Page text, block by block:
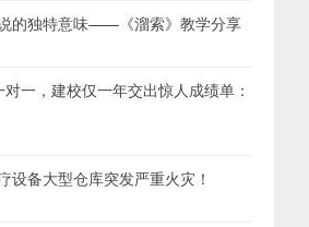
的独特意味——《溜索》教学分享
一，建校仅一年交出惊人成绩单：
设备大型仓库突发严重火灾！